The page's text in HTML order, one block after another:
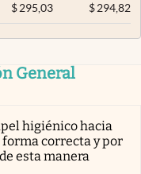
$ 295,03 $294,82
General
higiénico hacia
forma correcta y por
esta manera